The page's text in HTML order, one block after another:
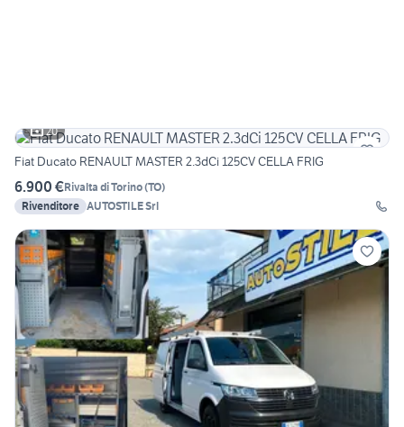
20
Fiat Ducato RENAULT MASTER 2.3dCi 125CV CELLA FRIG
6.900 €Rivalta di Torino(TO)
Rivenditore AUTOSTILE Srl